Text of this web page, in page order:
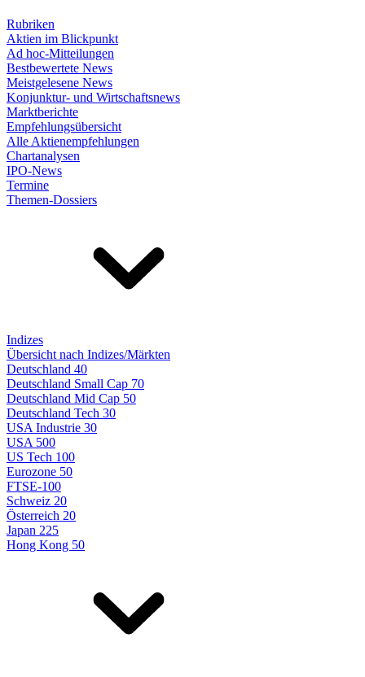
Rubriken
Aktien im Blickpunkt
Ad hoc-Mitteilungen
Bestbewertete News
Meistgelesene News
Konjunktur- und Wirtschaftsnews
Marktberichte
Empfehlungsübersicht
Alle Aktienempfehlungen
Chartanalysen
IPO-News
Termine
Themen-Dossiers
Indizes
Übersicht nach Indizes/Märkten
Deutschland 40
Deutschland Small Cap 70
Deutschland Mid Cap 50
Deutschland Tech 30
USA Industrie 30
USA 500
US Tech 100
Eurozone 50
FTSE-100
Schweiz 20
Österreich 20
Japan 225
Hong Kong 50